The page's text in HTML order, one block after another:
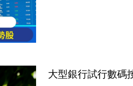
大型銀行試行數碼